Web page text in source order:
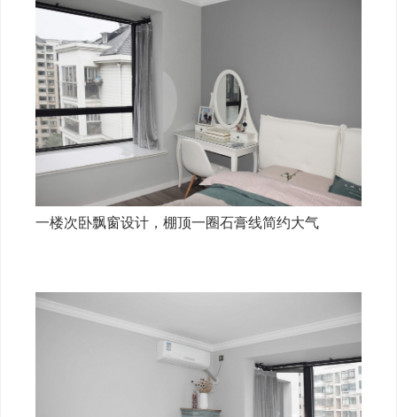
一楼次卧飘窗设计，棚顶一圈石膏线简约大气